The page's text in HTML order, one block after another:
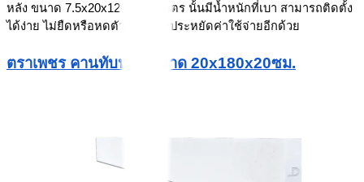
หลัง ขนาด 7.5x20x120 เซนติเมตร นั้นมีน้ำหนักที่เบา สามารถติดตั้ง
ได้ง่าย ไม่ยืดหรือหดตัว อีกทั้งยังประหยัดค่าใช้จ่ายอีกด้วย
ตราเพชร คานทับหลัง ขนาด 20x180x20ซม.